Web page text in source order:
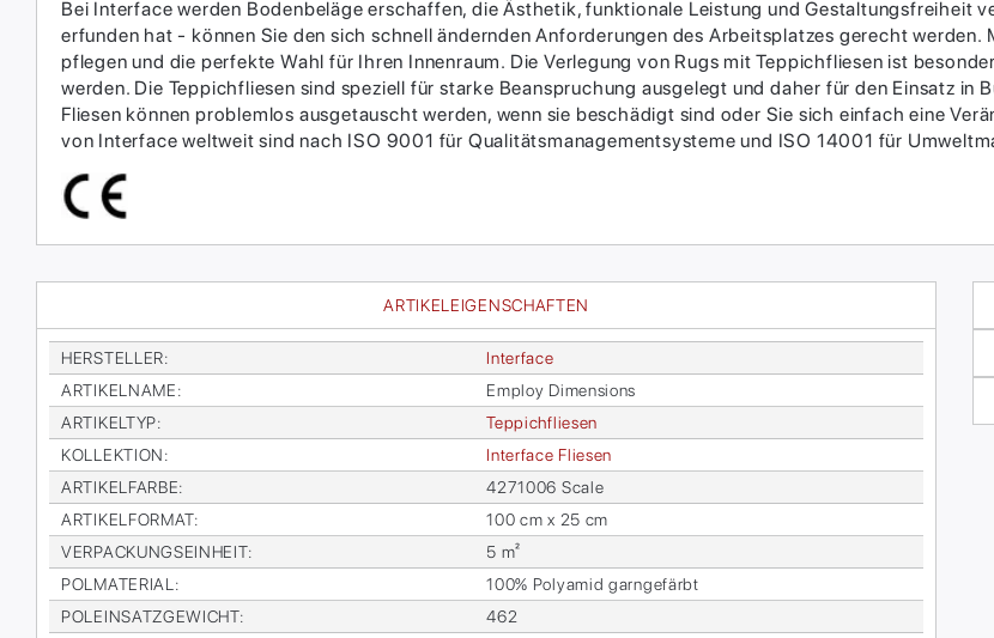
ARTIKELEIGENSCHAFTEN
HER­STEL­LER:
In­ter­face
AR­TI­KEL­NA­ME:
Em­ploy Di­men­si­ons
AR­TI­KEL­TYP:
Tep­pich­flie­sen
KOL­LEK­TI­ON:
In­ter­face Flie­sen
AR­TI­KEL­FAR­BE:
4271006 Sca­le
AR­TI­KEL­FOR­MAT:
100 cm x 25 cm
VER­PA­CKUNGS­EIN­HEIT:
5 m²
POL­MA­TE­RI­AL:
100% Po­ly­amid garn­ge­färbt
POL­EIN­SATZ­GE­WICHT:
462
Bei Interface werden Bodenbeläge erschaffen, die Ästhetik, funktionale Leistung und Gestaltungsfreiheit
erfunden hat - können Sie den sich schnell ändernden Anforderungen des Arbeitsplatzes gerecht
pflegen und die perfekte Wahl für Ihren Innenraum.​ Die Verlegung von Rugs mit Teppichfliesen ist
werden.​ Die Teppichfliesen sind speziell für starke Beanspruchung ausgelegt und daher für den Einsatz in
Fliesen können problemlos ausgetauscht werden, wenn sie beschädigt sind oder Sie sich einfach eine
von Interface weltweit sind nach ISO 9001 für Qualitätsmanagementsysteme und ISO 14001 für